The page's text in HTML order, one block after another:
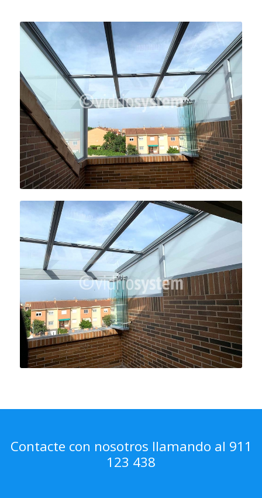
Contacte con nosotros llamando al 911
123 438